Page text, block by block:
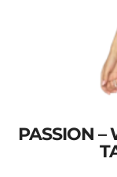
PASSION –